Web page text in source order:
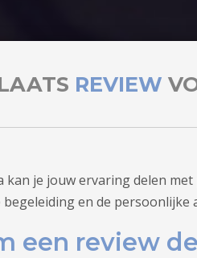
REVIEW
kan je jouw ervaring delen
begeleiding en de
een review